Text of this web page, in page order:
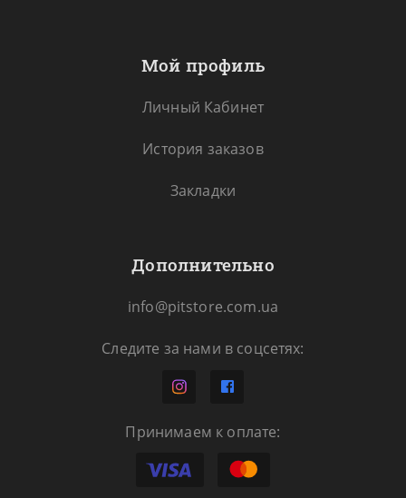
Мой профиль
Личный Кабинет
История заказов
Закладки
Дополнительно
info@pitstore.com.ua
Следите за нами в соцсетях:
Принимаем к оплате: